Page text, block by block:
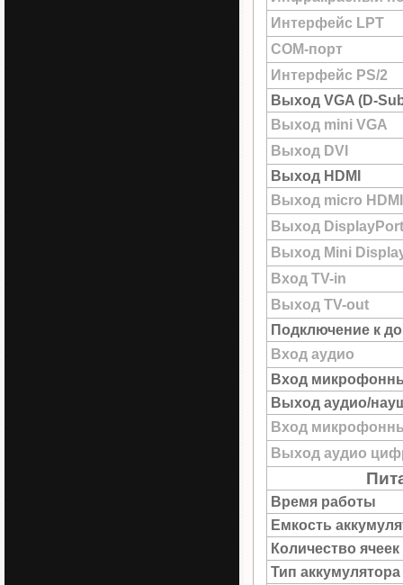
Интерфейс LPT
COM-порт
Интерфейс PS/2
Выход VGA (D-
Выход mini VGA
Выход DVI
Выход HDMI
Выход micro HDMI
Выход DisplayPort
Выход Mini
Вход TV-in
Выход TV-out
Подключение к
Вход аудио
Вход
Выход аудио/
Вход
Выход аудио
Время работы
Емкость
Количество
Тип аккумулятора